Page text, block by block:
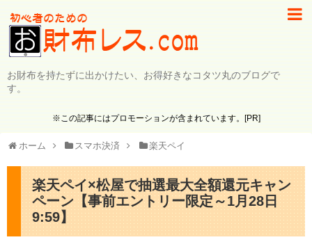
お財布を持たずに出かけたい、お得好きなコタツ丸のブログで
す。
※この記事にはプロモーションが含まれています。[PR]
ホーム スマホ決済 楽天ペイ
楽天ペイ×松屋で抽選最大全額還元キャン
ペーン【事前エントリー限定～1月28日
9:59】